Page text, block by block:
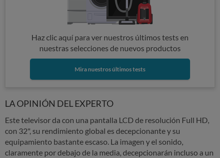
Haz clic aquí para ver nuestros últimos tests en
nuestras selecciones de nuevos productos
Mira nuestros últimos tests
LA OPINIÓN DEL EXPERTO
Este televisor da con una pantalla LCD de resolución Full HD,
con 32", su rendimiento global es decepcionante y su
equipamiento bastante escaso. La imagen y el sonido,
claramente por debajo de la media, decepcionarán incluso a un